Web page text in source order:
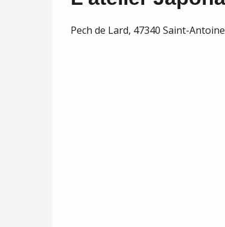
Pech de Lard, 47340 Saint-